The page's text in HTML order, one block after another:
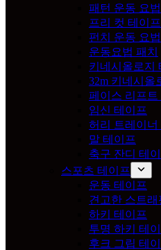
패턴 운동 요
프리 컷 테이
펀치 운동 요
운동요법 패치
키네시올로지
32m 키네시올
페이스 리프트
임신 테이프
허리 트레이너
말 테이프
축구 잔디 테
스포츠 테이프
운동 테이프
견고한 스트래
하키 테이프
투명 하키 테
후크 그립 테